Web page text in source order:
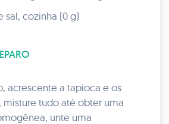
sal, cozinha (0 g)
acrescente a tapioca e os
misture tudo até obter uma
unte uma